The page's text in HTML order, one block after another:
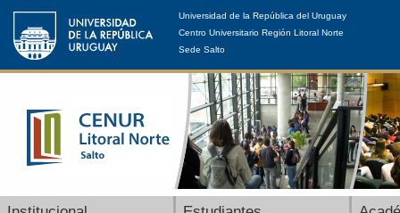
Universidad de la República del Uruguay
Centro Universitario Región Litoral Norte
Sede Salto